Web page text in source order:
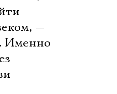
—
Именно